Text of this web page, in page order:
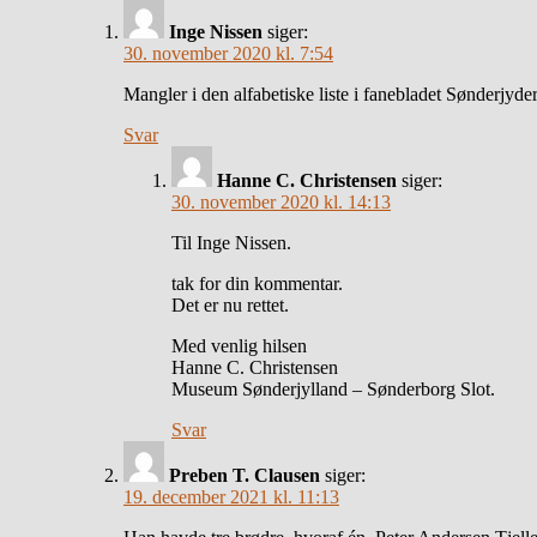
Inge Nissen siger:
30. november 2020 kl. 7:54
Mangler i den alfabetiske liste i fanebladet Sønderjyder
Svar
Hanne C. Christensen siger:
30. november 2020 kl. 14:13
Til Inge Nissen.
tak for din kommentar.
Det er nu rettet.
Med venlig hilsen
Hanne C. Christensen
Museum Sønderjylland – Sønderborg Slot.
Svar
Preben T. Clausen siger:
19. december 2021 kl. 11:13